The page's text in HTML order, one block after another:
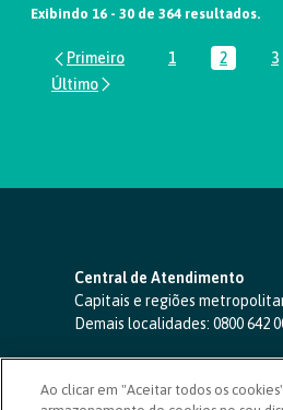
Exibindo 16 - 30 de 364 resultados.
Página
1 Página
2 3
Central de Atendimento
Capitais e regiões
Demais localidades: 0800 642
SAC 24 horas-0800 724 4420
Ouvidoria
Ao clicar em "Aceitar todos os